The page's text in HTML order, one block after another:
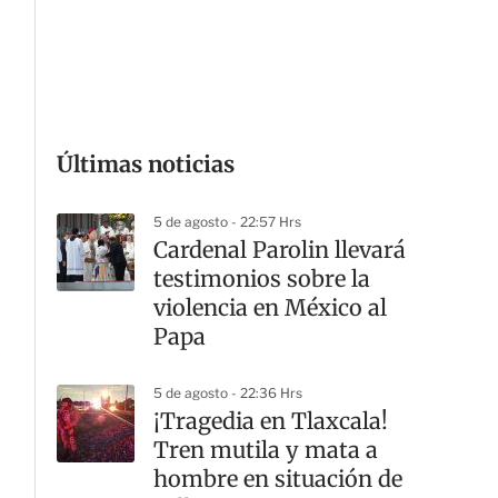
Últimas noticias
5 de agosto - 22:57 Hrs
Cardenal Parolin llevará
testimonios sobre la
violencia en México al
Papa
5 de agosto - 22:36 Hrs
¡Tragedia en Tlaxcala!
Tren mutila y mata a
hombre en situación de